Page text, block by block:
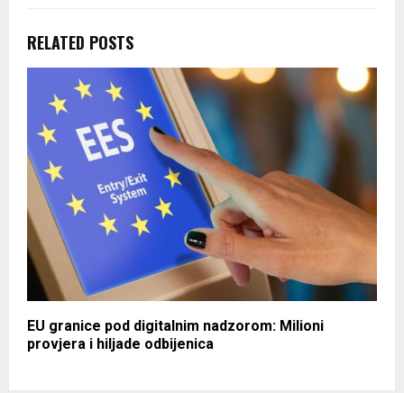
RELATED POSTS
EU granice pod digitalnim nadzorom: Milioni
provjera i hiljade odbijenica